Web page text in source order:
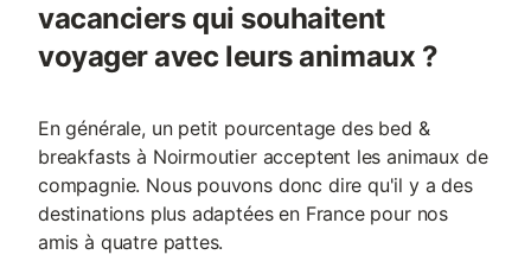
vacanciers qui souhaitent
voyager avec leurs animaux ?
En générale, un petit pourcentage des bed &
breakfasts à Noirmoutier acceptent les animaux de
compagnie. Nous pouvons donc dire qu'il y a des
destinations plus adaptées en France pour nos
amis à quatre pattes.